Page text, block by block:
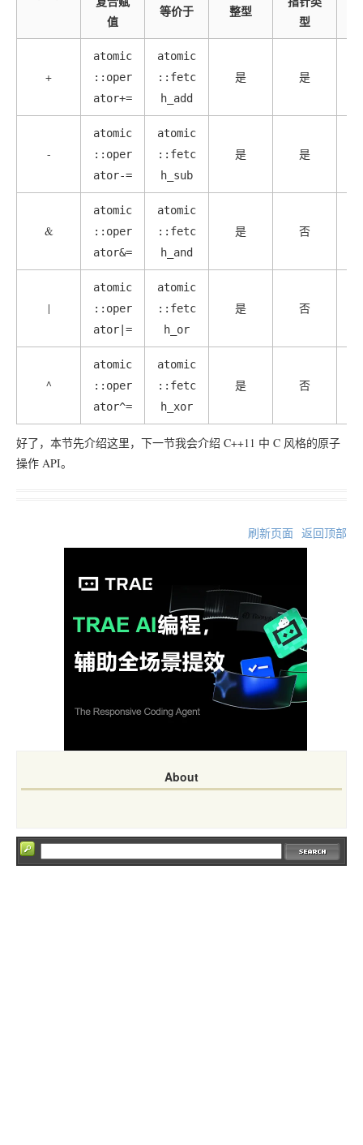
值
等价于 整型
型
+
atomic
::oper
ator+=
atomic
::fetc
h_add
是 是
-
atomic
::oper
ator-=
atomic
::fetc
h_sub
是 是
&
atomic
::oper
ator&=
atomic
::fetc
h_and
是 否
|
atomic
::oper
ator|=
atomic
::fetc
h_or
是 否
^
atomic
::oper
ator^=
atomic
::fetc
h_xor
是 否
好了，本节先介绍这里，下一节我会介绍 C++11 中 C 风格的原子
操作 API。
刷新页面 返回顶部
About